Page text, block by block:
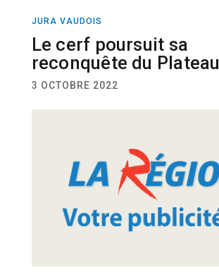
JURA VAUDOIS
Le cerf poursuit sa
reconquête du Plateau
3 OCTOBRE 2022